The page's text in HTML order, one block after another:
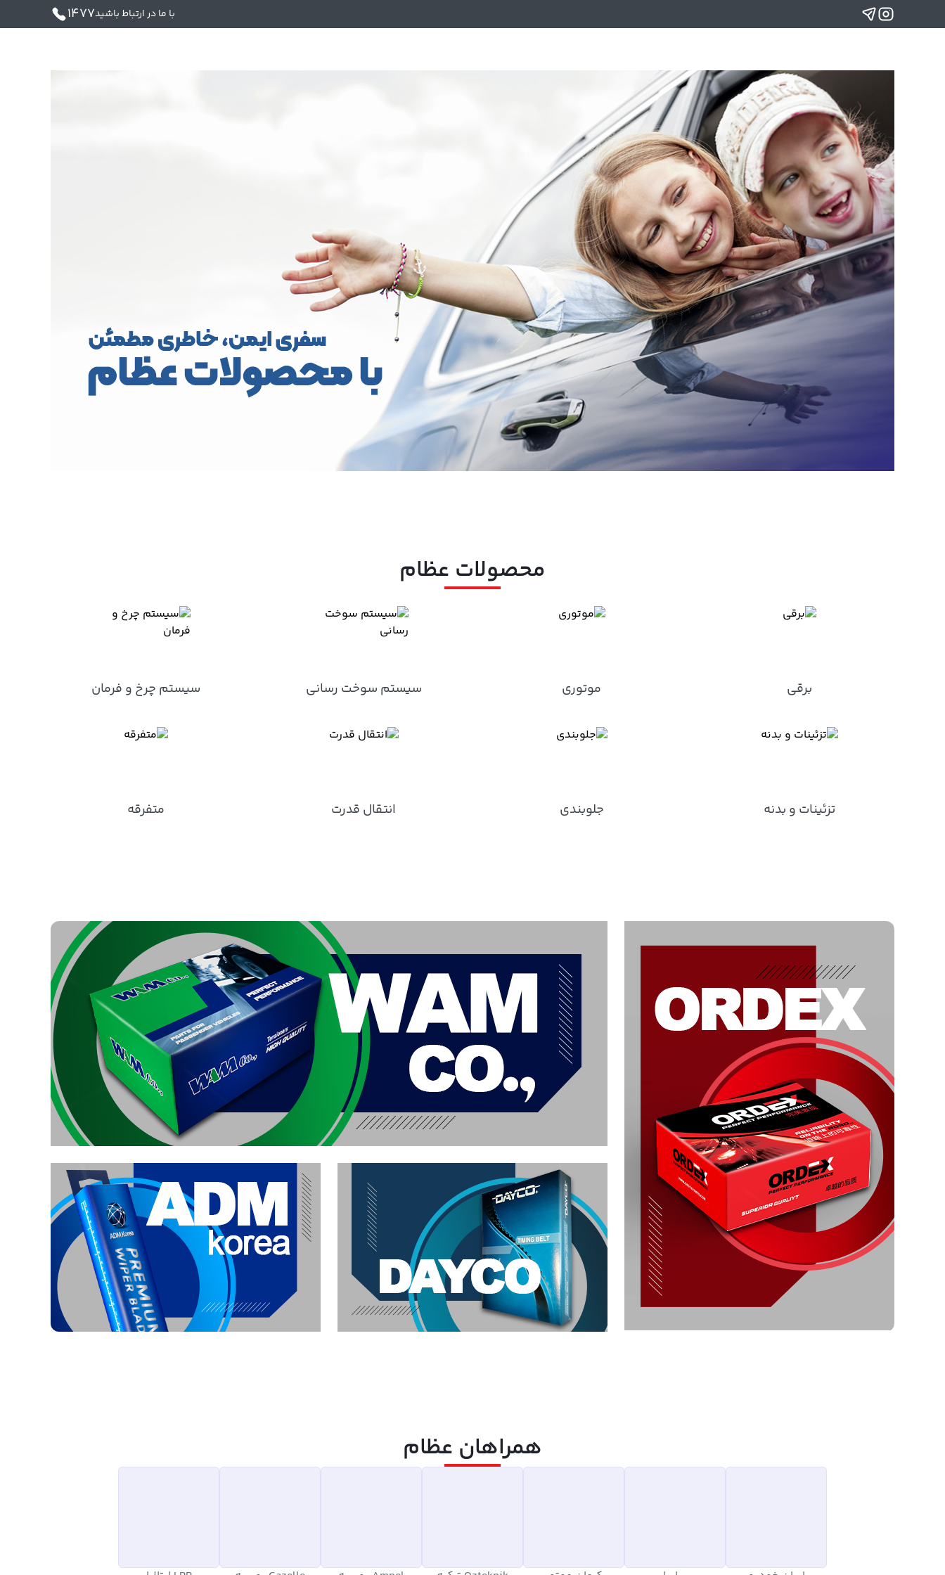
با ما در ارتباط باشید1477
محصولات عظام
برقی موتوری سیستم سوخت رسانی سیستم چرخ و فرمان
تزئینات و بدنه جلوبندی انتقال قدرت متفرقه
همراهان عظام